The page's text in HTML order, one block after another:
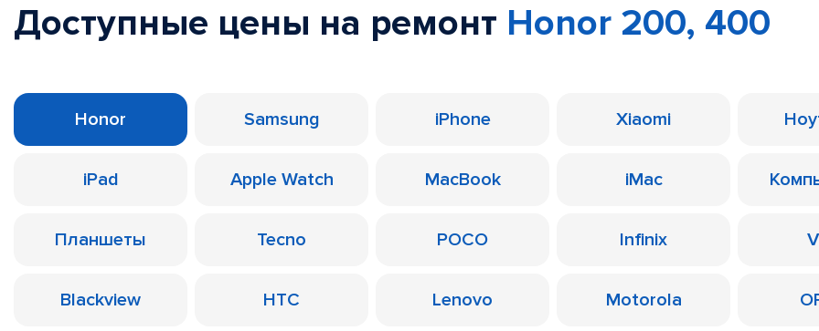
Доступные цены на ремонт Honor 200, 400
Honor Samsung iPhone Xiaomi
iPad Apple Watch MacBook iMac
Планшеты Tecno POCO Infinix
Blackview HTC Lenovo Motorola